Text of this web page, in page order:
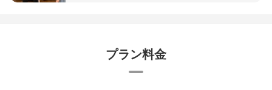
プラン料金